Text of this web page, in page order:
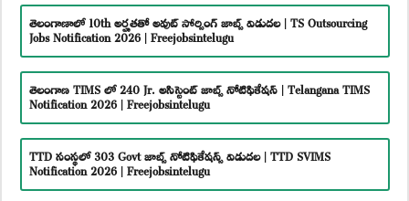
తెలంగాణాలో 10th అర్హతతో అవుట్ సోర్సింగ్ జాబ్స్ విడుదల | TS Outsourcing
Jobs Notification 2026 | Freejobsintelugu
తెలంగాణ TIMS లో 240 Jr. అసిస్టెంట్ జాబ్స్ నోటిఫికేషన్ | Telangana TIMS
Notification 2026 | Freejobsintelugu
TTD సంస్థలో 303 Govt జాబ్స్ నోటిఫికేషన్స్ విడుదల | TTD SVIMS
Notification 2026 | Freejobsintelugu